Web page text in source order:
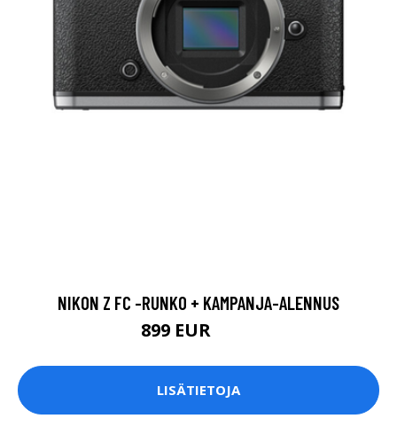
NIKON Z FC -RUNKO + KAMPANJA-ALENNUS
899 EUR
LISÄTIETOJA